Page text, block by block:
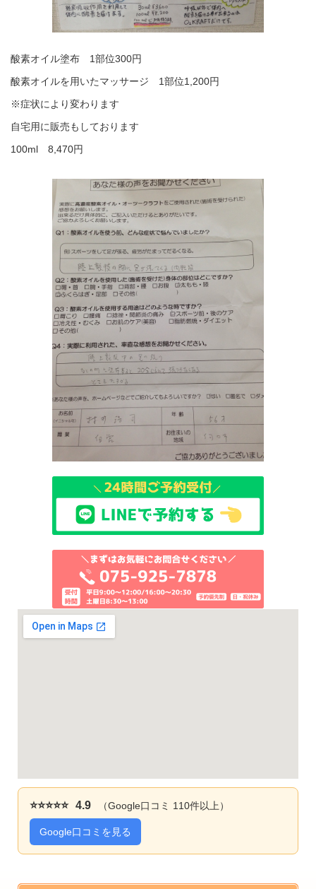
酸素オイル塗布 1部位300円
酸素オイルを用いたマッサージ 1部位1,200円
※症状により変わります
自宅用に販売もしております
100ml 8,470円
⭐⭐⭐⭐⭐ 4.9 （Google口コミ 110件以上）
Google口コミを見る